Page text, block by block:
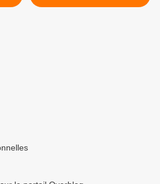
21h00 - Entrée gratuite /